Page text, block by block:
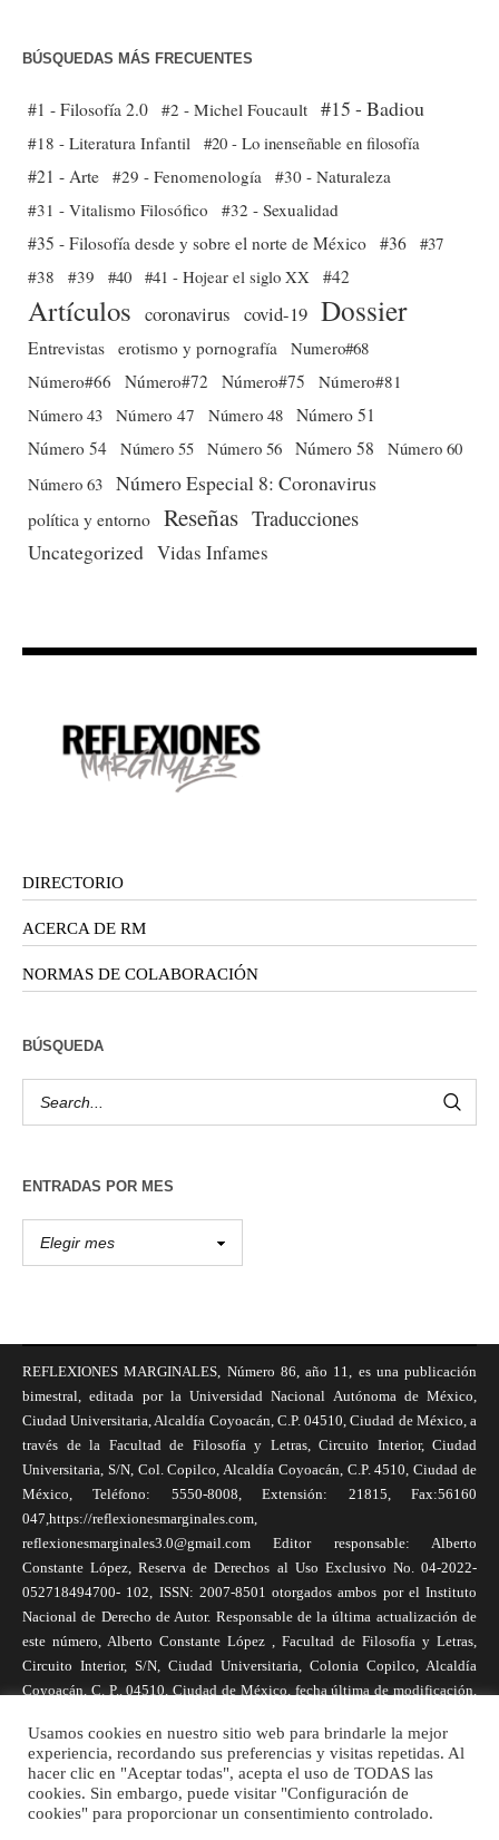
BÚSQUEDAS MÁS FRECUENTES
#1 - Filosofía 2.0 #2 - Michel Foucault #15 - Badiou
#18 - Literatura Infantil #20 - Lo inenseñable en filosofía
#21 - Arte #29 - Fenomenología
#30 - Naturaleza
#31 - Vitalismo Filosófico
#32 - Sexualidad
#35 - Filosofía desde y sobre el norte de México #36 #37
#38
#39 #40 #41 - Hojear el siglo XX #42
Artículos coronavirus covid-19 Dossier
Entrevistas erotismo y pornografía
Numero#68
Número#66
Número#72 Número#75
Número#81
Número 43 Número 47 Número 48 Número 51
Número 54 Número 55 Número 56 Número 58
Número 60
Número 63 Número Especial 8: Coronavirus
política y entorno Reseñas Traducciones
Uncategorized Vidas Infames
DIRECTORIO
ACERCA DE RM
NORMAS DE COLABORACIÓN
BÚSQUEDA
ENTRADAS POR MES
REFLEXIONES MARGINALES, Número 86, año 11, es una publicación
bimestral, editada por la Universidad Nacional Autónoma de México,
Ciudad Universitaria, Alcaldía Coyoacán, C.P. 04510, Ciudad de México, a
través de la Facultad de Filosofía y Letras, Circuito Interior, Ciudad
Universitaria, S/N, Col. Copilco, Alcaldía Coyoacán, C.P. 4510, Ciudad de
México, Teléfono: 5550-8008, Extensión: 21815, Fax:56160
047,https://reflexionesmarginales.com,
reflexionesmarginales3.0@gmail.com Editor responsable: Alberto
Constante López, Reserva de Derechos al Uso Exclusivo No. 04-2022-
052718494700- 102, ISSN: 2007-8501 otorgados ambos por el Instituto
Nacional de Derecho de Autor. Responsable de la última actualización de
este número, Alberto Constante López , Facultad de Filosofía y Letras,
Circuito Interior, S/N, Ciudad Universitaria, Colonia Copilco, Alcaldía
Coyoacán, C. P., 04510, Ciudad de México, fecha última de modificación,
necesariamente reflejan la postura de la revista, ni de Universidad Nacional
Autónoma de México. Los autores son responsables de los contenidos de
sus artículos. Se autoriza la reproducción total o parcial de los textos aquí
publicados siempre y cuando se cite la fuente completa y la dirección
Usamos cookies en nuestro sitio web para brindarle la mejor
experiencia, recordando sus preferencias y visitas repetidas. Al
hacer clic en "Aceptar todas", acepta el uso de TODAS las
cookies. Sin embargo, puede visitar "Configuración de
cookies" para proporcionar un consentimiento controlado.